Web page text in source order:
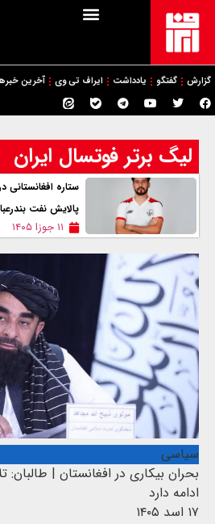
گزارش گفتگو یادداشت ایراف تی وی آخرین
لیگ برتر فوتسال ایران
ستاره افغانستانی
پالایش نفت
۱۱ جوزا ۱۴۰۵
سیاسی
بحران بیکاری در افغانستان | طالبان:
ادامه دارد
۱۷ اسد ۱۴۰۵